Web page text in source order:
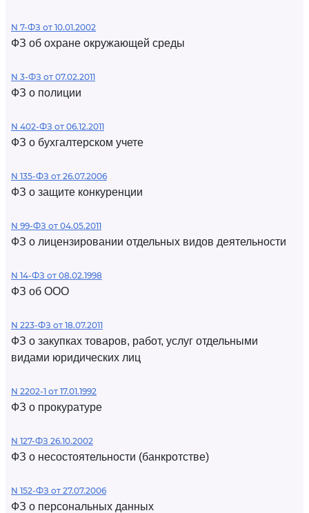
N 7-ФЗ от 10.01.2002
ФЗ об охране окружающей среды
N 3-ФЗ от 07.02.2011
ФЗ о полиции
N 402-ФЗ от 06.12.2011
ФЗ о бухгалтерском учете
N 135-ФЗ от 26.07.2006
ФЗ о защите конкуренции
N 99-ФЗ от 04.05.2011
ФЗ о лицензировании отдельных видов деятельности
N 14-ФЗ от 08.02.1998
ФЗ об ООО
N 223-ФЗ от 18.07.2011
ФЗ о закупках товаров, работ, услуг отдельными
видами юридических лиц
N 2202-1 от 17.01.1992
ФЗ о прокуратуре
N 127-ФЗ 26.10.2002
ФЗ о несостоятельности (банкротстве)
N 152-ФЗ от 27.07.2006
ФЗ о персональных данных